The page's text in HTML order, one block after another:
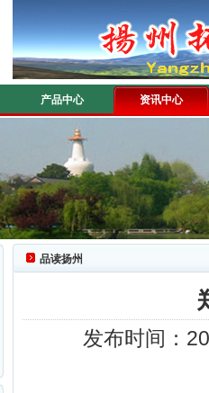
产品中心 资讯中心
品读扬州
发布时间：